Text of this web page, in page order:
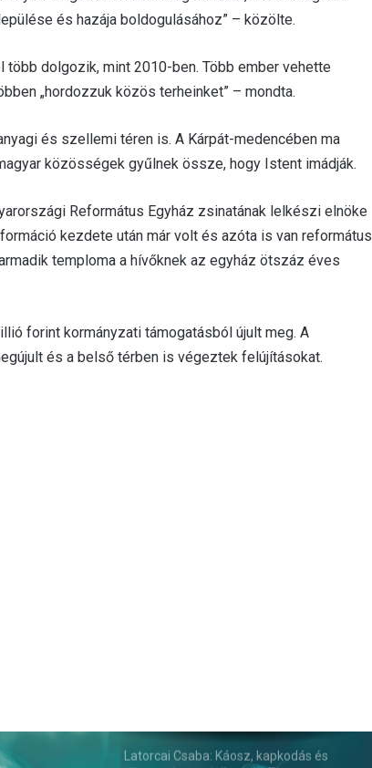
és hazája boldogulásához” – közölte.
dolgozik, mint 2010-ben. Több ember vehette
„hordozzuk közös terheinket” – mondta.
és szellemi téren is. A Kárpát-medencében ma
közösségek gyűlnek össze, hogy Istent imádják.
Református Egyház zsinatának lelkészi elnöke
kezdete után már volt és azóta is van református
temploma a hívőknek az egyház ötszáz éves
forint kormányzati támogatásból újult meg. A
és a belső térben is végeztek felújításokat.
Latorcai Csaba: Káosz, kapkodás és